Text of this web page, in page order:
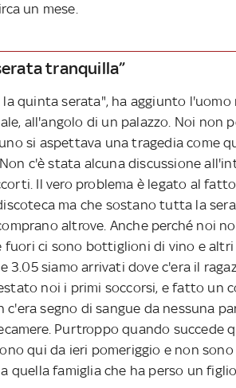
un mese.
tranquilla”
la quinta serata", ha aggiunto
all'angolo di un palazzo. Noi non
si aspettava una tragedia come
c'è stata alcuna discussione
Il vero problema è legato al
ma che sostano tutta la
altrove. Anche perché noi
fuori ci sono bottiglioni di vino e
3.05 siamo arrivati dove c'era il
noi i primi soccorsi, e fatto un
c'era segno di sangue da nessuna
Purtroppo quando succede
qui da ieri pomeriggio e non
quella famiglia che ha perso un